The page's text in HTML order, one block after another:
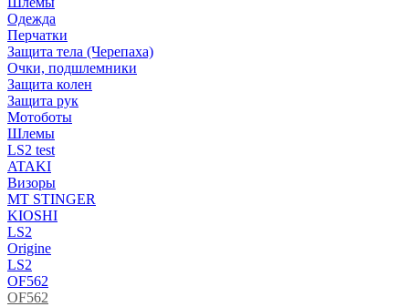
Одежда
Перчатки
Защита тела (Черепаха)
Очки, подшлемники
Защита колен
Защита рук
Мотоботы
Шлемы
LS2 test
ATAKI
Визоры
MT STINGER
KIOSHI
LS2
Origine
LS2
OF562
OF562